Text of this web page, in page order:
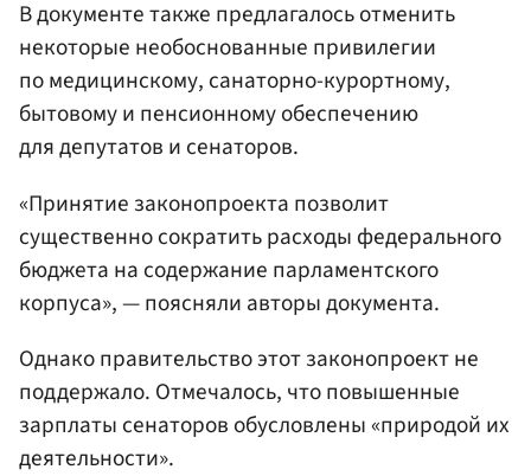
В документе также предлагалось отменить
некоторые необоснованные привилегии
по медицинскому, санаторно-курортному,
бытовому и пенсионному обеспечению
для депутатов и сенаторов.
«Принятие законопроекта позволит
существенно сократить расходы федерального
бюджета на содержание парламентского
корпуса», — поясняли авторы документа.
Однако правительство этот законопроект не
поддержало. Отмечалось, что повышенные
зарплаты сенаторов обусловлены «природой их
деятельности».